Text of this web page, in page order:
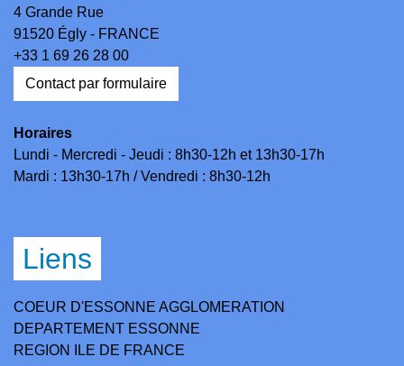
4 Grande Rue
91520 Égly - FRANCE
+33 1 69 26 28 00
Contact par formulaire
Horaires
Lundi - Mercredi - Jeudi : 8h30-12h et 13h30-17h
Mardi : 13h30-17h / Vendredi : 8h30-12h
Liens
COEUR D'ESSONNE AGGLOMERATION
DEPARTEMENT ESSONNE
REGION ILE DE FRANCE